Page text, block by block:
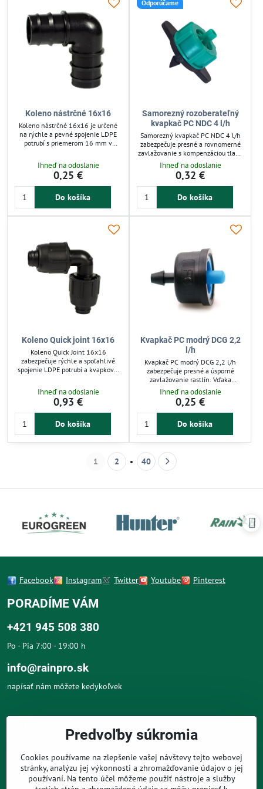
zavlažovanie.
Koleno nástrčné 16x16
Koleno nástrčné 16x16 je určené
na rýchle a pevné spojenie LDPE
potrubí s priemerom 16 mm v
potreby tesnenia, vhodná pre tlak
do 4 bar. Ideálna na odbočky,
pripojenie postrekovačov a
kvapkovú závlahu v záhradách a
Ihneď na odoslanie
0,25 €
Do košíka
Odporúčame
Samorezný rozoberateľný
kvapkač PC NDC 4 l/h
Samorezný kvapkač PC NDC 4 l/h
zabezpečuje presné a rovnomerné
zavlažovanie s kompenzáciou tlaku
pre stabilný prietok vody. Je vhodný
pre záhrady, skleníky a
zavlažovacie systémy s pracovným
tlakom 0,5-3,5 bar. Jednoduchá
inštalácia a dlhá životnosť uľahčujú
Ihneď na odoslanie
0,32 €
Do košíka
Koleno Quick joint 16x16
Koleno Quick Joint 16x16
zabezpečuje rýchle a spoľahlivé
spojenie LDPE potrubí a kvapkovej
krúžku je rozoberateľné a
opakovane použiteľné, ideálne pre
úpravy a rozšírenia zavlažovacích
systémov. Použiteľné na studenú
Ihneď na odoslanie
0,93 €
Do košíka
Kvapkač PC modrý DCG 2,2
l/h
Kvapkač PC modrý DCG 2,2 l/h
zabezpečuje presné a úsporné
zavlažovanie rastlín. Vďaka
kompenzácii tlaku udržiava stabilný
prietok vody aj pri výkyvoch tlaku.
Je vhodný pre záhrady, skleníky a
zavlažovacie systémy s pracovným
tlakom 0,5–4,5 bar. Jednoduchá
komfort používania a efektivitu
Ihneď na odoslanie
0,25 €
Do košíka
1 2 40
Facebook Instagram Twitter Youtube Pinterest
PORADÍME VÁM
+421 945 508 380
Po - Pia 7:00 - 19:00 h
info@rainpro.sk
napísať nám môžete kedykoľvek
O NÁKUPE
Predvoľby súkromia
Cookies používame na zlepšenie vašej návštevy tejto webovej
stránky, analýzu jej výkonnosti a zhromažďovanie údajov o jej
používaní. Na tento účel môžeme použiť nástroje a služby